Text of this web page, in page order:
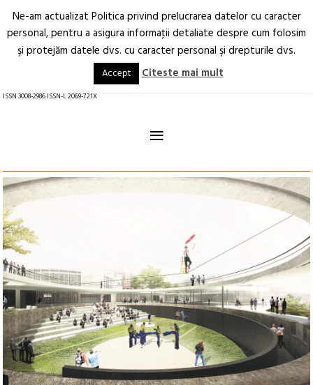
Arhitectură.
Oraș.
RO EN
ISSN 3008-2986 ISSN-L 2069-721X
≡
Ne-am actualizat Politica privind prelucrarea datelor cu caracter
personal, pentru a asigura informaţii detaliate despre cum folosim
şi protejăm datele dvs. cu caracter personal şi drepturile dvs.
Accept Citeste mai mult